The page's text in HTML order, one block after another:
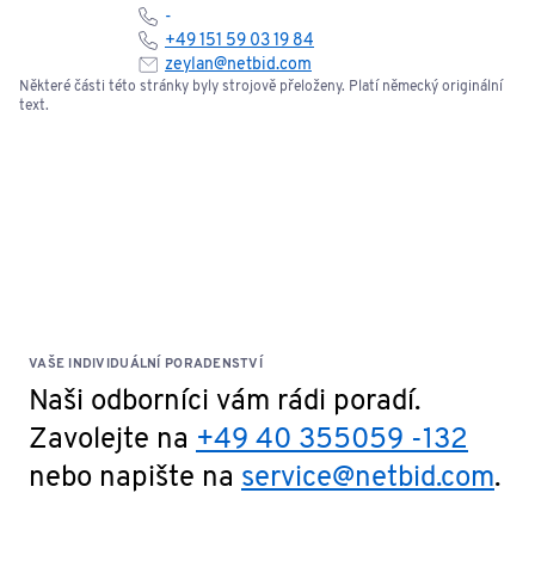
-
+49 151 59 03 19 84
zeylan@netbid.com
Některé části této stránky byly strojově přeloženy. Platí německý originální
text.
VAŠE INDIVIDUÁLNÍ PORADENSTVÍ
Naši odborníci vám rádi poradí.
Zavolejte na +49 40 355059 -132
nebo napište na service@netbid.com.